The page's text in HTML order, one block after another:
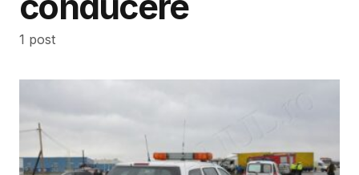
1 post